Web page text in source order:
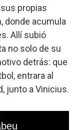
propias
donde acumula
Allí subió
no solo de su
detrás: que
entrara al
junto a Vinicius.